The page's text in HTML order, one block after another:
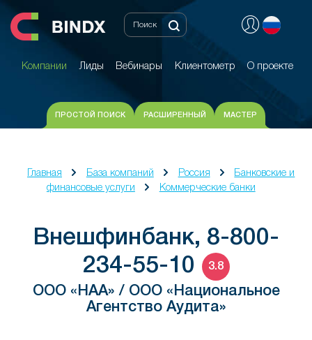
Компании Лиды Вебинары Клиентометр О проекте
Компании Лиды Вебинары Клиентометр О проекте
ПРОСТОЙ ПОИСК РАСШИРЕННЫЙ МАСТЕР
Главная База компаний Россия
Банковские и
финансовые услуги
Коммерческие банки
Внешфинбанк, 8-800-
234-55-10
3.8
ООО «НАА» / ООО «Национальное
Агентство Аудита»